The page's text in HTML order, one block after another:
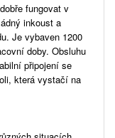
fungovat v
inkoust a
Je vybaven 1200
doby. Obsluhu
připojení se
která vystačí na